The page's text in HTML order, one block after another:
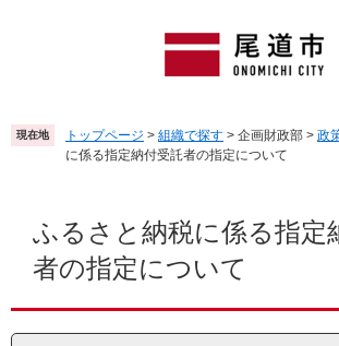
頭
で
飛
ば
現在地 トップページ > 組織で探す > 企画財政部 > 政
に係る指定納付受託者の指定について
ふるさと納税に係る指定
者の指定について